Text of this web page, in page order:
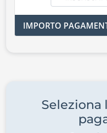
IMPORTO
Seleziona